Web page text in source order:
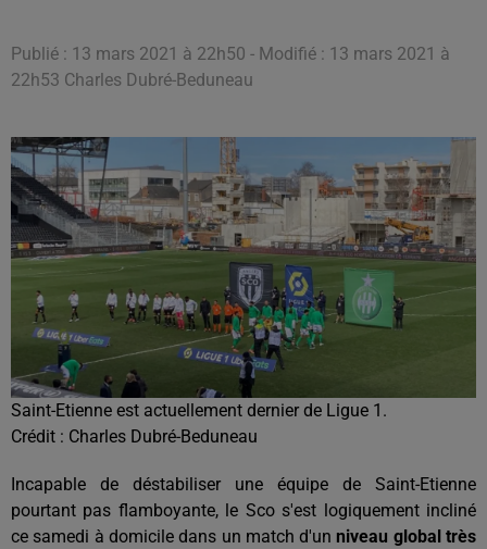
Publié : 13 mars 2021 à 22h50 - Modifié : 13 mars 2021 à
22h53 Charles Dubré-Beduneau
Saint-Etienne est actuellement dernier de Ligue 1.
Crédit : Charles Dubré-Beduneau
Incapable de déstabiliser une équipe de Saint-Etienne
pourtant pas flamboyante, le Sco s'est logiquement incliné
ce samedi à domicile dans un match d'un niveau global très